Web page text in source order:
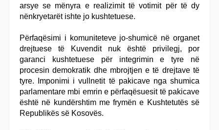
arsye se mënyra e realizimit të votimit për të dy
nënkryetarët ishte jo kushtetuese.
Përfaqësimi i komuniteteve jo-shumicë në organet
drejtuese të Kuvendit nuk është privilegj, por
garanci kushtetuese për integrimin e tyre në
procesin demokratik dhe mbrojtjen e të drejtave të
tyre. Imponimi i vullnetit të pakicave nga shumica
parlamentare mbi emrin e përfaqësuesit të pakicave
është në kundërshtim me frymën e Kushtetutës së
Republikës së Kosovës.